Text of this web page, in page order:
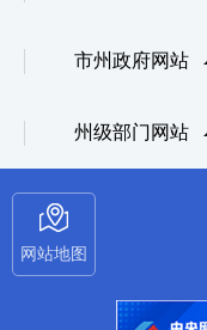
市州政府网站
州级部门网站
网站地图